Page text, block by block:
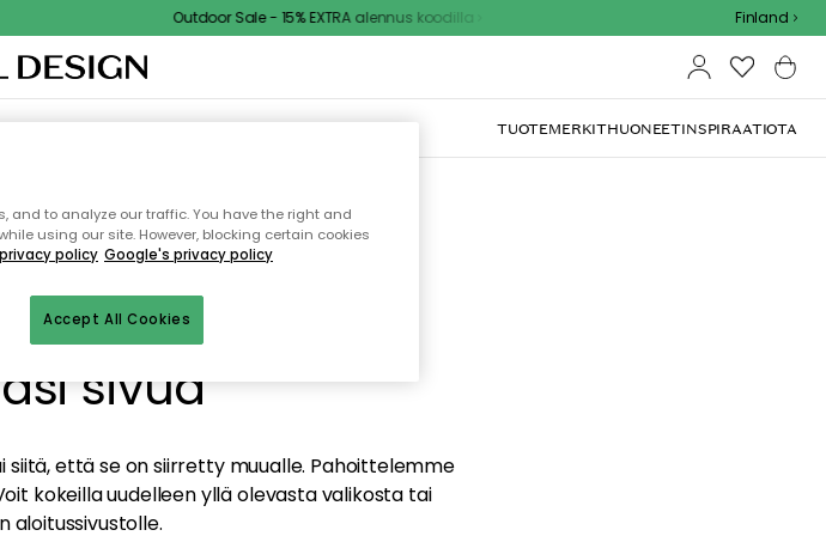
Outdoor Sale - 15% EXTRA alennus koodilla Finland
KEITTIÖSÄILYTYSULKOKALUSTEET TUOTEMERKITHUONEETINSPIRAATIOTA
löydä
sivua
siitä, että se on siirretty muualle. Pahoittelemme
kokeilla uudelleen yllä olevasta valikosta tai
aloitussivustolle.
and to analyze our traffic. You have the right and
using our site. However, blocking certain cookies
policy Google's privacy policy
Accept All Cookies